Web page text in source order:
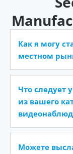
Как я могу
местном
Что следует
из вашего
Можете